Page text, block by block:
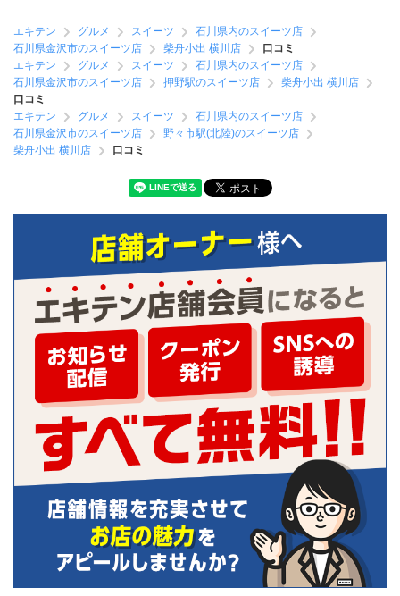
エキテン グルメ スイーツ
石川県内のスイーツ店
石川県金沢市のスイーツ店
柴舟小出 横川店
口コミ
エキテン
グルメ スイーツ
石川県内のスイーツ店
石川県金沢市のスイーツ店
押野駅のスイーツ店
柴舟小出 横川店
口コミ
エキテン
グルメ スイーツ
石川県内のスイーツ店
石川県金沢市のスイーツ店
野々市駅(北陸)のスイーツ店
柴舟小出 横川店
口コミ